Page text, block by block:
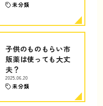
未分類
子供のものもらい市
販薬は使っても大丈
夫？
2025.06.20
未分類